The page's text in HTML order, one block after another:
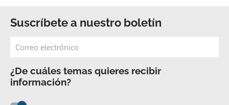
Suscríbete a nuestro boletín
¿De cuáles temas quieres recibir
información?